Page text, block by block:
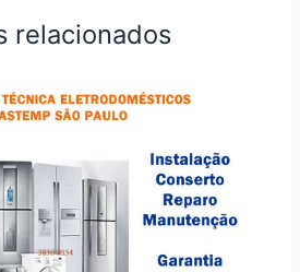
relacionados